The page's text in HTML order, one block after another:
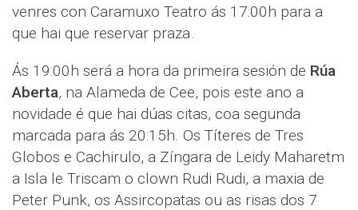
venres con Caramuxo Teatro ás 17:00h para a
que hai que reservar praza.
Ás 19:00h será a hora da primeira sesión de Rúa
Aberta, na Alameda de Cee, pois este ano a
novidade é que hai dúas citas, coa segunda
marcada para ás 20:15h. Os Títeres de Tres
Globos e Cachirulo, a Zíngara de Leidy Maharetm
a Isla le Triscam o clown Rudi Rudi, a maxia de
Peter Punk, os Assircopatas ou as risas dos 7